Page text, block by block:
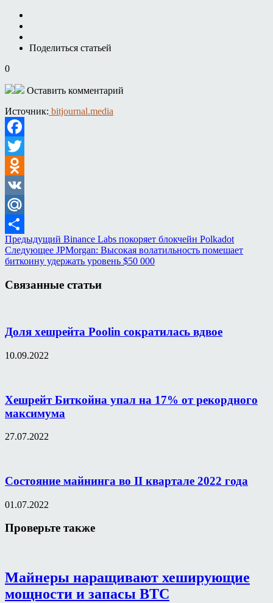
Поделиться статьей
0
Оставить комментарий
Источник: bitjournal.media
Facebook
Twitter
Odnoklassniki
VK
Mail.Ru
Отправить
Предыдущий Binance Labs покоряет блокчейн Polkadot
Следующее JPMorgan: Высокая волатильность помешает
биткоину удержать уровень $50 000
Связанные статьи
Доля хешрейта Poolin сократилась вдвое
10.09.2022
Хешрейт Биткойна упал на 17% от рекордного
максимума
27.07.2022
Состояние майнинга во II квартале 2022 года
01.07.2022
Проверьте также
Майнеры наращивают хеширующие
мощности и запасы BTC